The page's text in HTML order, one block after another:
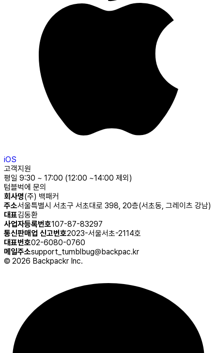
iOS
고객지원
평일 9:30 ~ 17:00 (12:00 ~14:00 제외)
텀블벅에 문의
회사명(주) 백패커
주소서울특별시 서초구 서초대로 398, 20층(서초동, 그레이츠 강남)
대표김동환
사업자등록번호107-87-83297
통신판매업 신고번호2023-서울서초-2114호
대표번호02-6080-0760
메일주소support_tumblbug@backpac.kr
© 2026 Backpackr Inc.